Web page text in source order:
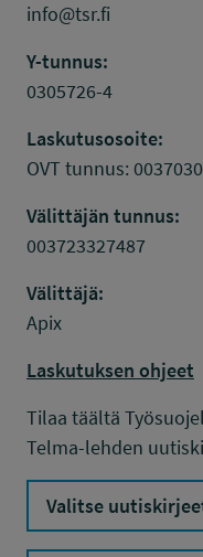
info@tsr.fi
Y-tunnus:
0305726-4
Laskutusosoite:
OVT tunnus:
Välittäjän tunnus:
003723327487
Välittäjä:
Apix
Laskutuksen ohjeet
Tilaa täältä
Telma-lehden
Valitse